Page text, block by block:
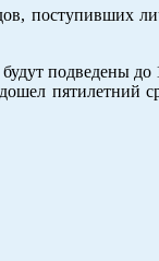
поступивших
подведены
пятилетний